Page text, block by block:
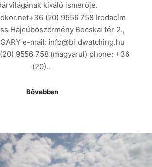
kiváló ismerője.
(20) 9556 758 Irodacím
Hajdúböszörmény Bocskai tér 2.,
e-mail: info@birdwatching.hu
9556 758 (magyarul) phone: +36
(20)…
Bővebben